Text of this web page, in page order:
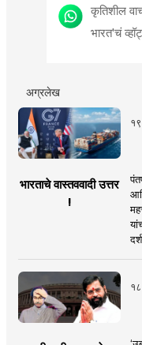
कृतिशील
भारत'चं
अग्रलेख
भारताचे वास्तववादी उत्तर
!